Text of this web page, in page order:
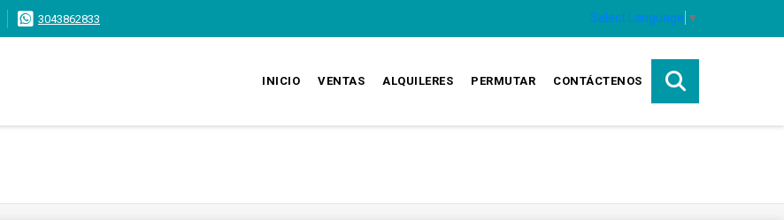
3043862833 Select Language ▼
INICIO VENTAS ALQUILERES PERMUTAR CONTÁCTENOS